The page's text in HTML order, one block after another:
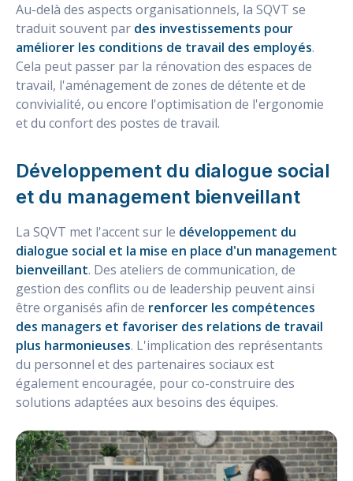
Au-delà des aspects organisationnels, la SQVT se
traduit souvent par des investissements pour
améliorer les conditions de travail des employés.
Cela peut passer par la rénovation des espaces de
travail, l'aménagement de zones de détente et de
convivialité, ou encore l'optimisation de l'ergonomie
et du confort des postes de travail.
Développement du dialogue social
et du management bienveillant
La SQVT met l'accent sur le développement du
dialogue social et la mise en place d'un management
bienveillant. Des ateliers de communication, de
gestion des conflits ou de leadership peuvent ainsi
être organisés afin de renforcer les compétences
des managers et favoriser des relations de travail
plus harmonieuses. L'implication des représentants
du personnel et des partenaires sociaux est
également encouragée, pour co-construire des
solutions adaptées aux besoins des équipes.